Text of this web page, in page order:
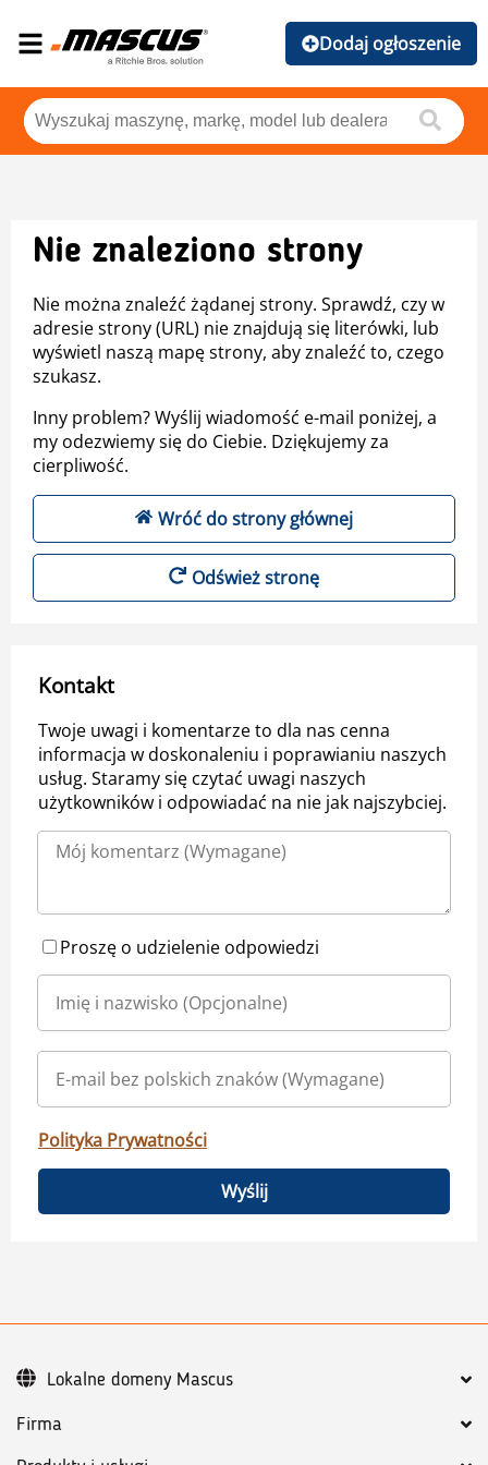
Dodaj ogłoszenie
Nie znaleziono strony
Nie można znaleźć żądanej strony. Sprawdź, czy w
adresie strony (URL) nie znajdują się literówki, lub
wyświetl naszą mapę strony, aby znaleźć to, czego
szukasz.
Inny problem? Wyślij wiadomość e-mail poniżej, a
my odezwiemy się do Ciebie. Dziękujemy za
cierpliwość.
Wróć do strony głównej
Odśwież stronę
Kontakt
Twoje uwagi i komentarze to dla nas cenna
informacja w doskonaleniu i poprawianiu naszych
usług. Staramy się czytać uwagi naszych
użytkowników i odpowiadać na nie jak najszybciej.
Proszę o udzielenie odpowiedzi
Polityka Prywatności
Wyślij
Firma
Lokalne domeny Mascus